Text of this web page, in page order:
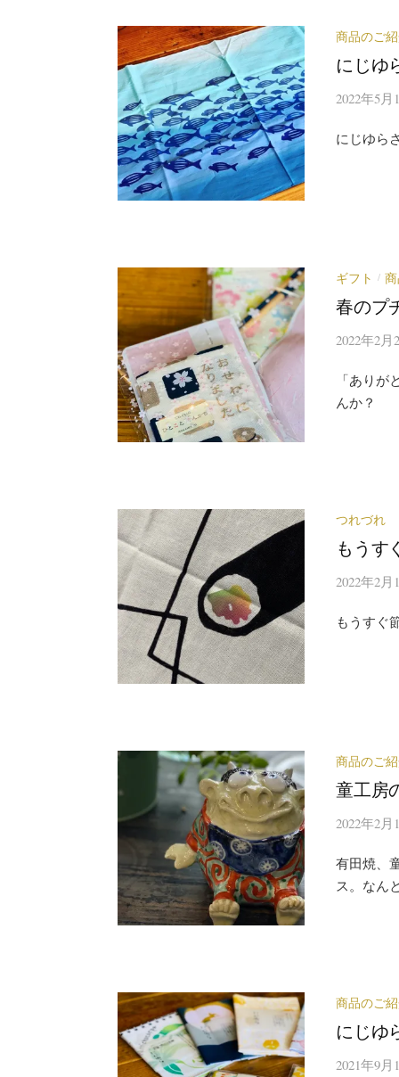
商品のご
にじ
2022年5月
にじゆら
ギフト /
春のプ
2022年2月
「あり
んか？
つれづれ
もうす
2022年2月
もうすぐ
商品のご
童工房
2022年2月
有田焼、
ス。なん
商品のご
にじゆ
2021年9月